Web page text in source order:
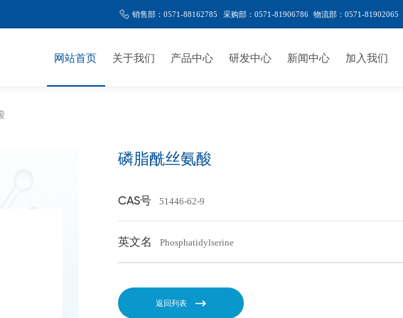
销售部：0571-88162785 采购部：0571-81906786 物流部：0571-81902065
网站首页 关于我们 产品中心 研发中心 新闻中心 加入我们
磷脂酰丝氨酸
CAS号 51446-62-9
英文名 Phosphatidylserine
返回列表